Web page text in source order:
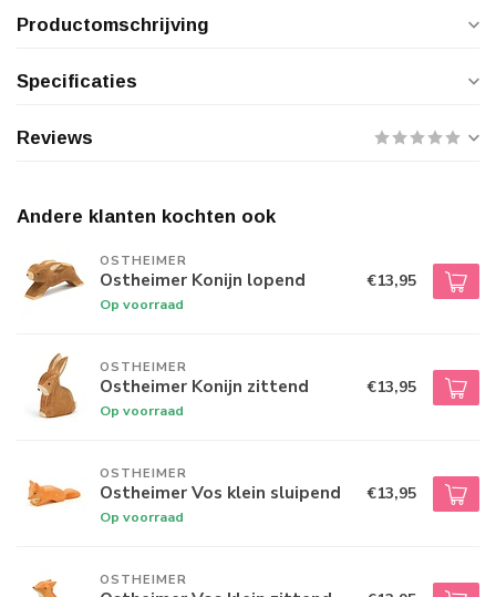
Productomschrijving
Specificaties
Reviews
Andere klanten kochten ook
OSTHEIMER
Ostheimer Konijn lopend
Op voorraad
€13,95
OSTHEIMER
Ostheimer Konijn zittend
Op voorraad
€13,95
OSTHEIMER
Ostheimer Vos klein sluipend
Op voorraad
€13,95
OSTHEIMER